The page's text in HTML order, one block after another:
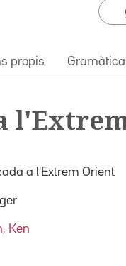
propis Gramàtica
a l'Extrem Orient
Ken